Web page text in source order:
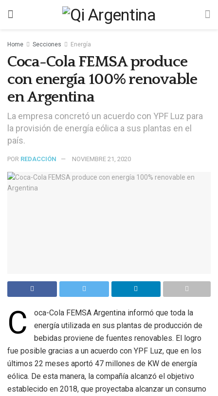
Home Secciones Energía
Coca-Cola FEMSA produce
con energía 100% renovable
en Argentina
La empresa concretó un acuerdo con YPF Luz para
la provisión de energía eólica a sus plantas en el
país.
POR REDACCIÓN NOVIEMBRE 21, 2020
C
oca-Cola FEMSA Argentina informó que toda la
energía utilizada en sus plantas de producción de
bebidas proviene de fuentes renovables. El logro
fue posible gracias a un acuerdo con YPF Luz, que en los
últimos 22 meses aportó 47 millones de KW de energía
eólica. De esta manera, la compañía alcanzó el objetivo
establecido en 2018, que proyectaba alcanzar un consumo